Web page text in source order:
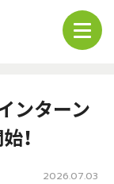
ンターン
！
2026.07.03